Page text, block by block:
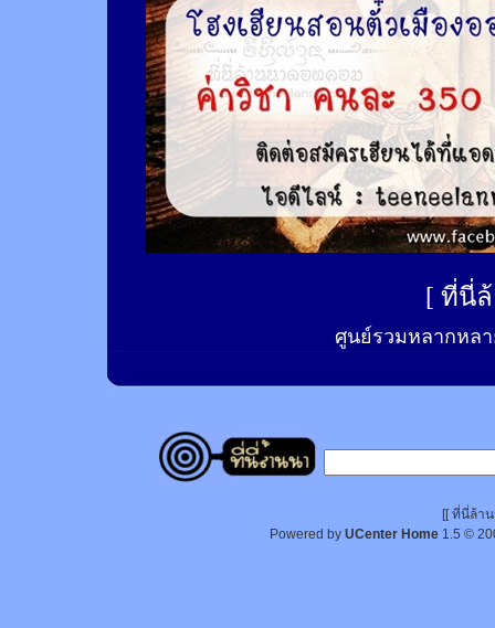
[ ที่นี่
ศูนย์รวมหลากหลา
[[ ที่นี่ล้า
Powered by UCenter Home 1.5 ©